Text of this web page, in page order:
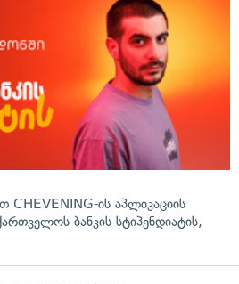
CHEVENING-ის აპლიკაციის
ბანკის სტიპენდიატის,